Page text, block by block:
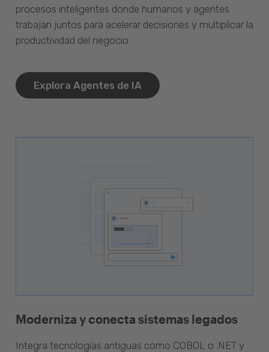
procesos inteligentes donde humanos y agentes
trabajan juntos para acelerar decisiones y multiplicar la
productividad del negocio.
Explora Agentes de IA
Moderniza y conecta sistemas legados
Integra tecnologías antiguas como COBOL o .NET y